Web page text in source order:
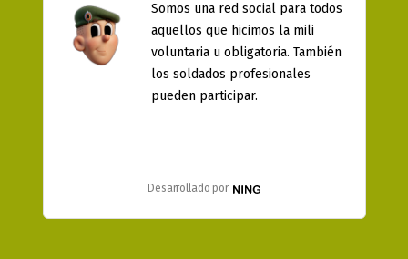
Somos una red social para todos
aquellos que hicimos la mili
voluntaria u obligatoria. También
los soldados profesionales
pueden participar.
Desarrollado por